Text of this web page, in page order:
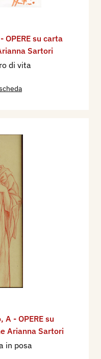
OPERE su carta
Sartori
di vita
, A - OPERE su
Arianna Sartori
in posa